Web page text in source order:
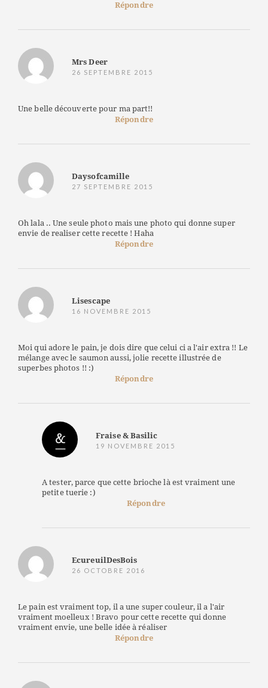
Répondre
Mrs Deer
26 SEPTEMBRE 2015
Une belle découverte pour ma part!!
Répondre
Daysofcamille
27 SEPTEMBRE 2015
Oh lala .. Une seule photo mais une photo qui donne super
envie de realiser cette recette ! Haha
Répondre
Lisescape
16 NOVEMBRE 2015
Moi qui adore le pain, je dois dire que celui ci a l'air extra !! Le
mélange avec le saumon aussi, jolie recette illustrée de
superbes photos !! :)
Répondre
Fraise & Basilic
19 NOVEMBRE 2015
A tester, parce que cette brioche là est vraiment une
petite tuerie :)
Répondre
EcureuilDesBois
26 OCTOBRE 2016
Le pain est vraiment top, il a une super couleur, il a l'air
vraiment moelleux ! Bravo pour cette recette qui donne
vraiment envie, une belle idée à réaliser
Répondre